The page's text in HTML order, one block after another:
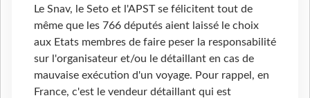
Le Snav, le Seto et l'APST se félicitent tout de
même que les 766 députés aient laissé le choix
aux Etats membres de faire peser la responsabilité
sur l'organisateur et/ou le détaillant en cas de
mauvaise exécution d'un voyage. Pour rappel, en
France, c'est le vendeur détaillant qui est